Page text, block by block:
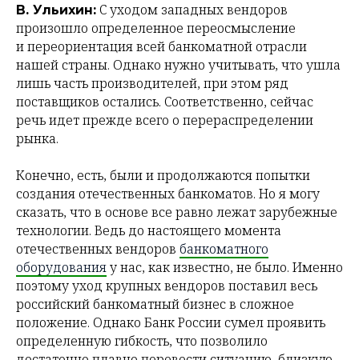
В. Ульихин: С уходом западных вендоров
произошло определенное переосмысление
и переориентация всей банкоматной отрасли
нашей страны. Однако нужно учитывать, что ушла
лишь часть производителей, при этом ряд
поставщиков остались. Соответственно, сейчас
речь идет прежде всего о перераспределении
рынка.
Конечно, есть, были и продолжаются попытки
создания отечественных банкоматов. Но я могу
сказать, что в основе все равно лежат зарубежные
технологии. Ведь до настоящего момента
отечественных вендоров банкоматного
оборудованияу нас, как известно, не было. Именно
поэтому уход крупных вендоров поставил весь
российский банкоматный бизнес в сложное
положение. Однако Банк России сумел проявить
определенную гибкость, что позволило